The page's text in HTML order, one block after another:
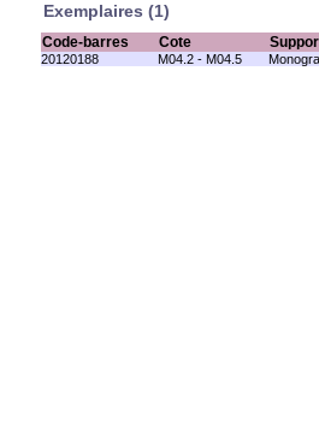
Exemplaires (1)
Code-barres Cote
20120188 M04.2 - M04.5